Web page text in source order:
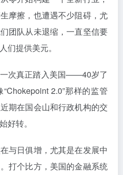
摩擦，也遭遇不少阻碍，尤
团队从未退缩，一直坚信要
们提供美元。
次真正踏入美国——40岁了
2.0”那样的监管
期在国会山和行政机构的交
好转。
与日俱增，尤其是在发展中
打个比方，美国的金融系统